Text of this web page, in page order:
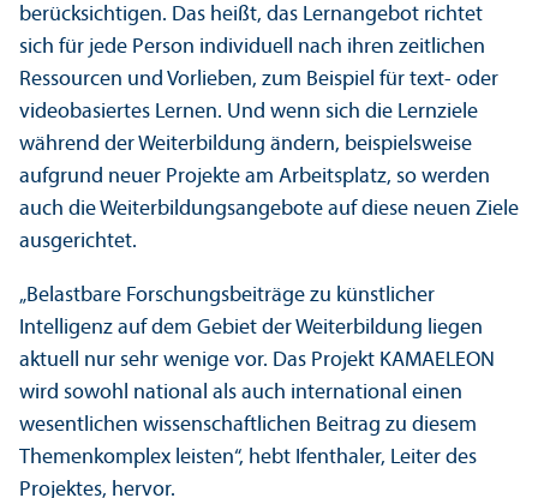
berücksichtigen. Das heißt, das Lernangebot richtet
sich für jede Person individuell nach ihren zeitlichen
Ressourcen und Vorlieben, zum Beispiel für text- oder
video­basiertes Lernen. Und wenn sich die Lernziele
während der Weiterbildung ändern, beispielsweise
aufgrund neuer Projekte am Arbeits­platz, so werden
auch die Weiterbildungs­angebote auf diese neuen Ziele
ausgerichtet.
„Belastbare Forschungs­beiträge zu künstlicher
Intelligenz auf dem Gebiet der Weiterbildung liegen
aktuell nur sehr wenige vor. Das Projekt KAMAELEON
wird sowohl national als auch international einen
wesentlichen wissenschaft­lichen Beitrag zu diesem
Themenkomplex leisten“, hebt Ifenthaler, Leiter des
Projektes, hervor.